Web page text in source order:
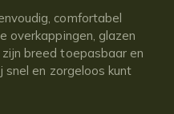
comfortabel
overkappingen, glazen
breed toepasbaar en
en zorgeloos kunt